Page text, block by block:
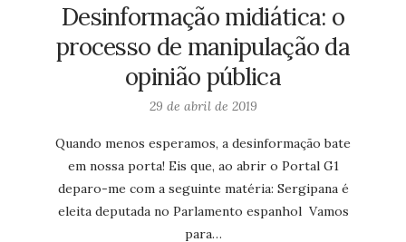
Desinformação midiática: o
processo de manipulação da
opinião pública
29 de abril de 2019
Quando menos esperamos, a desinformação bate
em nossa porta! Eis que, ao abrir o Portal G1
deparo-me com a seguinte matéria: Sergipana é
eleita deputada no Parlamento espanhol Vamos
para…